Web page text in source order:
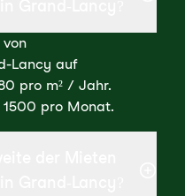
Lancy auf
pro m² / Jahr.
pro Monat.